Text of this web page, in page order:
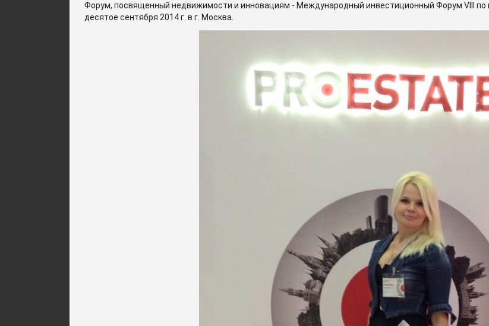
Форум, посвященный недвижимости и инновациям - Международный инвестиционный Форум VIII по
десятое сентября 2014 г. в г. Москва.